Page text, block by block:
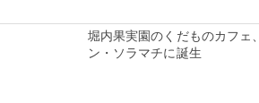
堀内果実園のくだものカフェ
ン・ソラマチに誕生